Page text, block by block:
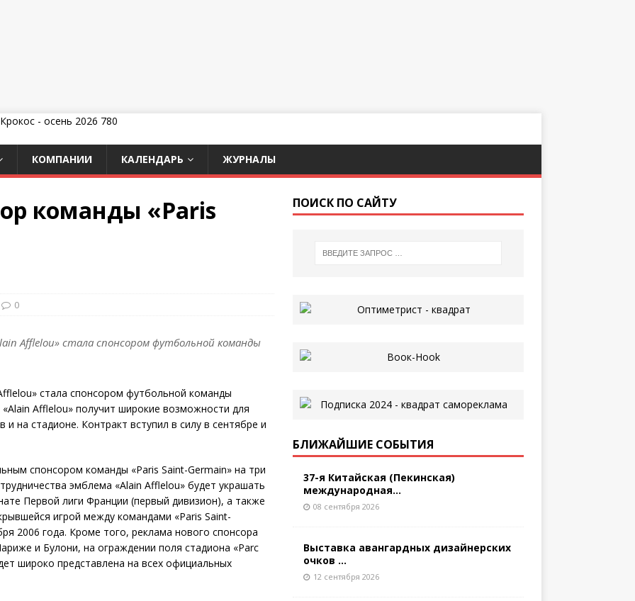
КОМПАНИИ КАЛЕНДАРЬ ЖУРНАЛЫ
команды «Paris
0
Afflelou» стала спонсором футбольной команды
стала спонсором футбольной команды
Afflelou» получит широкие возможности для
на стадионе. Контракт вступил в силу в сентябре и
спонсором команды «Paris Saint-Germain» на три
эмблема «Alain Afflelou» будет украшать
Первой лиги Франции (первый дивизион), а также
игрой между командами «Paris Saint-
2006 года. Кроме того, реклама нового спонсора
и Булони, на ограждении поля стадиона «Parc
широко представлена на всех официальных
ПОИСК ПО САЙТУ
БЛИЖАЙШИЕ СОБЫТИЯ
37-я Китайская (Пекинская)
международная...
08 сентября 2026
Выставка авангардных дизайнерских
очков ...
12 сентября 2026